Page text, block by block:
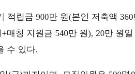
적립금 900만 원(본인 저축액
매칭 지원금 540만 원), 20만 원
수 있다.